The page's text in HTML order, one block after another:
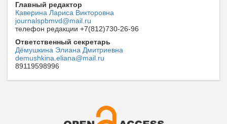
Главный редактор
Каверина Лариса Викторовна
journalspbmvd@mail.ru
телефон редакции +7(812)730-26-96
Ответственный секретарь
Дёмушкина Элиана Дмитриевна
demushkina.eliana@mail.ru
89119598996